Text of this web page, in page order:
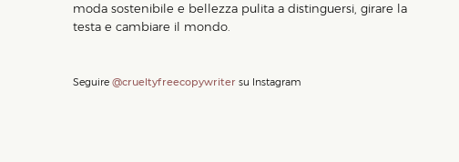
moda sostenibile e bellezza pulita a distinguersi, girare la
testa e cambiare il mondo.
Seguire @crueltyfreecopywriter su Instagram